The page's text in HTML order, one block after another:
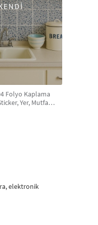
Folyo Kaplama
Yer, Mutfak,
Karo Sticker
elektronik